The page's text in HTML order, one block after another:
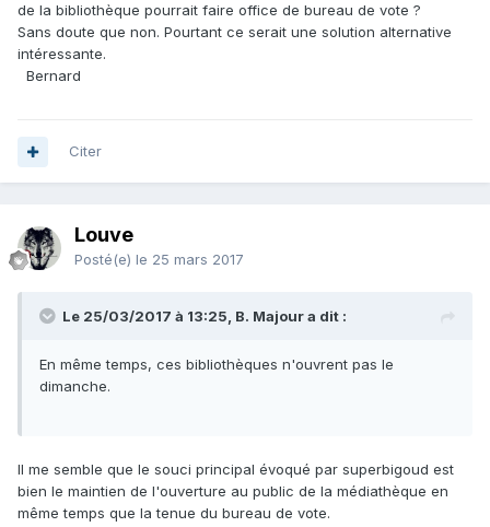
de la bibliothèque pourrait faire office de bureau de vote ?
Sans doute que non. Pourtant ce serait une solution alternative
intéressante.
Bernard
Citer
Louve
Posté(e) le 25 mars 2017
Le 25/03/2017 à 13:25, B. Majour a dit :
En même temps, ces bibliothèques n'ouvrent pas le
dimanche.
Il me semble que le souci principal évoqué par superbigoud est
bien le maintien de l'ouverture au public de la médiathèque en
même temps que la tenue du bureau de vote.